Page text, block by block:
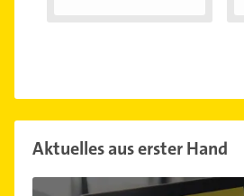
Aktuelles aus erster Hand